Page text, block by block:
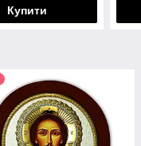
Купити